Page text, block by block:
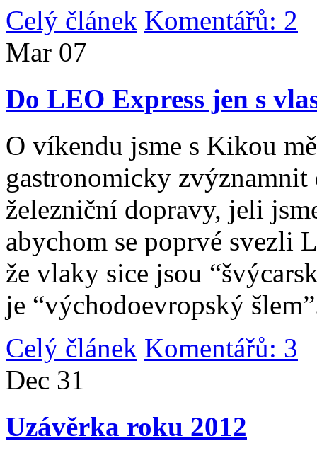
Celý článek Komentářů: 2
Mar 07
Do LEO Express jen s
O víkendu jsme s Kikou
gastronomicky
železniční dopravy, jeli
abychom se poprvé svezli
že vlaky sice jsou
je “východoevropský
Celý článek Komentářů: 3
Dec 31
Uzávěrka roku 2012